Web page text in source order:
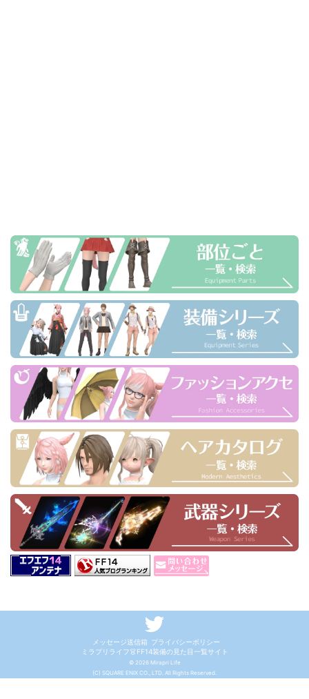
メッセージ送信箱 プライバシーポリシー
ミラプリライフ👗FF14装備の見た目一覧サイト
© 2026 Mirapri Life
(C) SQUARE ENIX CO., LTD. All Rights Reserved.